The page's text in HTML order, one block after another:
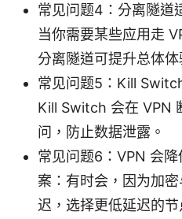
常见问题4：分离隧道
当你需要某些应用走
分离隧道可提升总体体
常见问题5：Kill
Kill Switch 会在 VPN
问，防止数据泄露。
常见问题6：VPN 会
案：有时会，因为加
迟，选择更低延迟的